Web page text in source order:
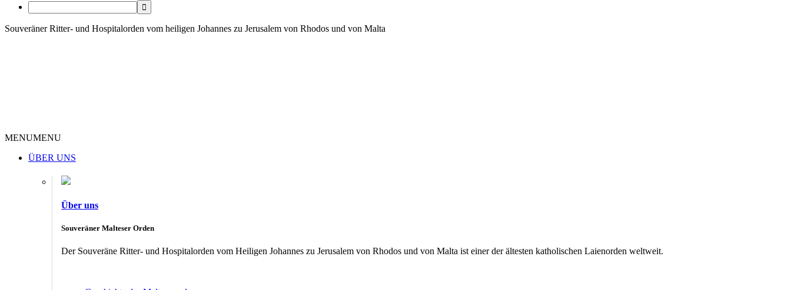
Souveräner Ritter- und Hospitalorden vom heiligen Johannes zu Jerusalem von Rhodos und von Malta
MENUMENU
ÜBER UNS
Über uns
Souveräner Malteser Orden
Der Souveräne Ritter- und Hospitalorden vom Heiligen Johannes zu Jerusalem von Rhodos und von Malta ist einer der ältesten katholischen Laienorden weltweit.